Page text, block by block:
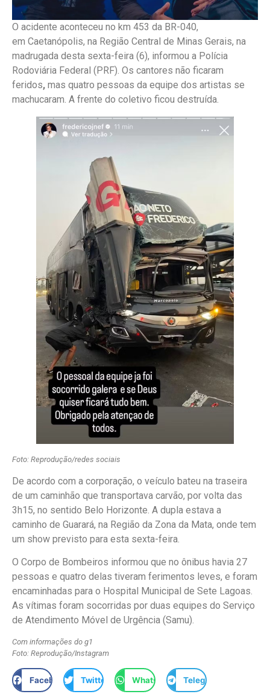
O acidente aconteceu no km 453 da BR-040,
em Caetanópolis, na Região Central de Minas Gerais, na
madrugada desta sexta-feira (6), informou a Polícia
Rodoviária Federal (PRF). Os cantores não ficaram
feridos, mas quatro pessoas da equipe dos artistas se
machucaram. A frente do coletivo ficou destruída.
Foto: Reprodução/redes sociais
De acordo com a corporação, o veículo bateu na traseira
de um caminhão que transportava carvão, por volta das
3h15, no sentido Belo Horizonte. A dupla estava a
caminho de Guarará, na Região da Zona da Mata, onde tem
um show previsto para esta sexta-feira.
O Corpo de Bombeiros informou que no ônibus havia 27
pessoas e quatro delas tiveram ferimentos leves, e foram
encaminhadas para o Hospital Municipal de Sete Lagoas.
As vítimas foram socorridas por duas equipes do Serviço
de Atendimento Móvel de Urgência (Samu).
Com informações do g1
Foto: Reprodução/Instagram
Facebook Twitter WhatsApp Telegram